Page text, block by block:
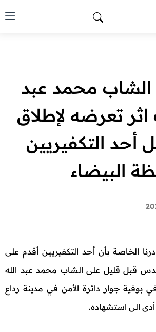
الشاب محمد عبد
اثر تعرضه لإطلاق
أحد التكفيريين
البيضاء
الخاصة بأن أحد التكفيريين أقدم على
قبل قليل على الشاب محمد عبد الله
في بوفية جوار دائرة الأمن في مدينة رداع
الى استشهاده.